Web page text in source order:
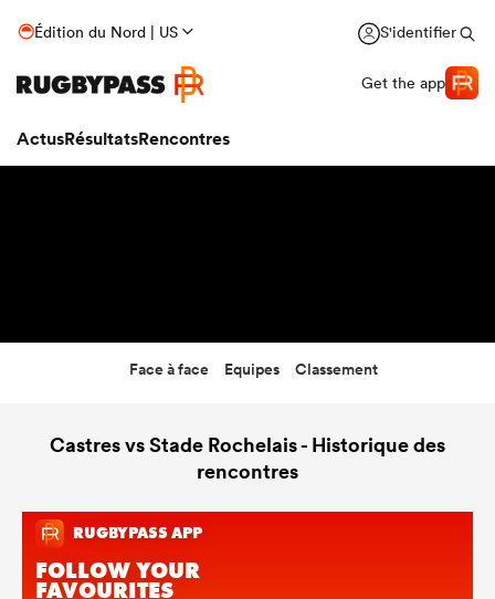
Édition du Nord | US S'identifier
Get the app
ActusRésultatsRencontres
Face à face Equipes Classement
Castres vs Stade Rochelais - Historique des
rencontres